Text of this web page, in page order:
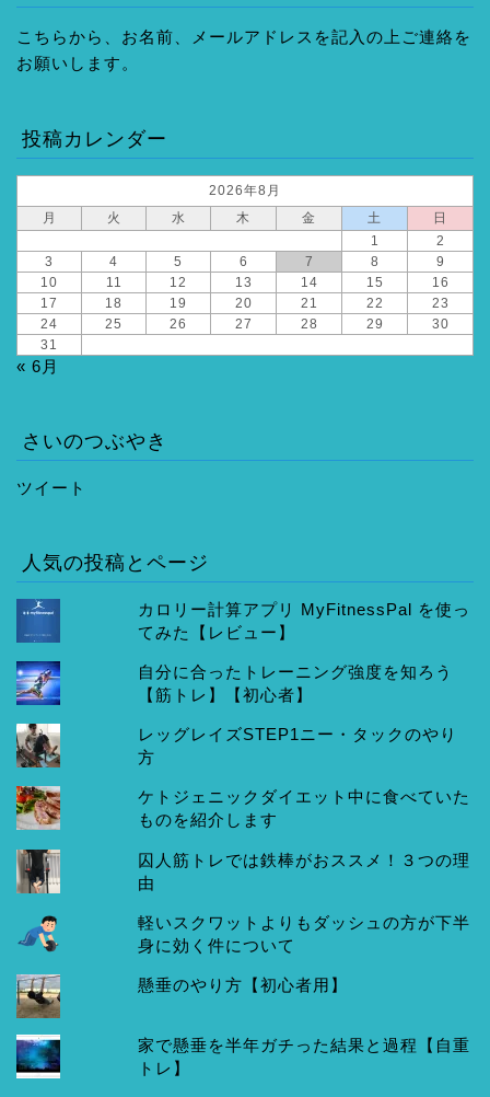
こちらから、お名前、メールアドレスを記入の上ご連絡を
お願いします。
投稿カレンダー
2026年8月
月
火 水 木 金 土
日
1
2
3
4 5 6 7 8
9
10
11 12 13 14 15
16
17
18 19 20 21 22
23
24
25 26 27 28 29
30
31
« 6月
さいのつぶやき
ツイート
人気の投稿とページ
カロリー計算アプリ MyFitnessPal を使っ
てみた【レビュー】
自分に合ったトレーニング強度を知ろう
【筋トレ】【初心者】
レッグレイズSTEP1ニー・タックのやり
方
ケトジェニックダイエット中に食べていた
ものを紹介します
囚人筋トレでは鉄棒がおススメ！３つの理
由
軽いスクワットよりもダッシュの方が下半
身に効く件について
懸垂のやり方【初心者用】
家で懸垂を半年ガチった結果と過程【自重
トレ】